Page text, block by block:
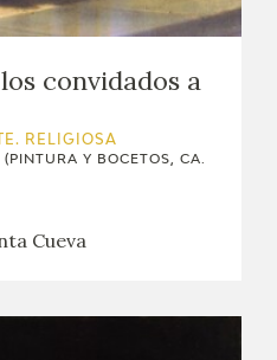
convidados a
RELIGIOSA
Y BOCETOS, CA.
Cueva